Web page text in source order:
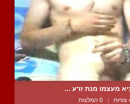
מעצמו מנת זרע ...
| 0 המלצות